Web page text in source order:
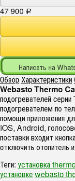
47 900 Р
Написать на
ОбзорХарактеристики
Webasto Thermo
подогревателей
подогревателем по
помощи приложения
IOS, Android,
поставки входит
отключить отопитель
Теги: установка
установкеwebasto